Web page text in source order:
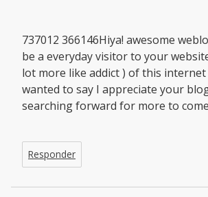
737012 366146Hiya! awesome
be a everyday visitor to your
lot more like addict ) of this internet
wanted to say I appreciate your
searching forward for more to
Responder